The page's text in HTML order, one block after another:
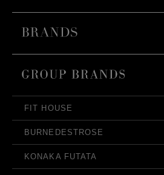
FIT HOUSE
BURNEDESTROSE
KONAKA FUTATA